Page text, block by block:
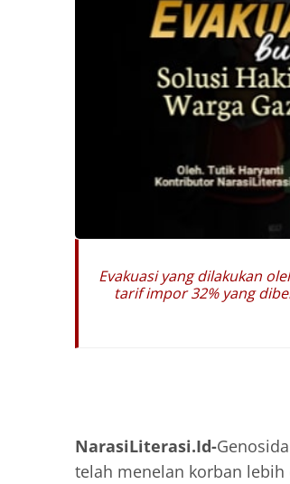
Evakuasi yang dilakukan
tarif impor 32% yang
NarasiLiterasi.Id-
telah menelan korban